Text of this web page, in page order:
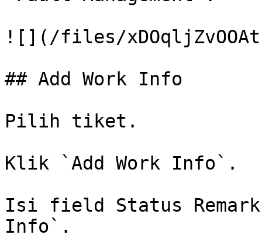
![](/files/
## Add Work Info
Pilih tiket.
Klik `Add Work Info`.
Isi field Status Remark
Info`.